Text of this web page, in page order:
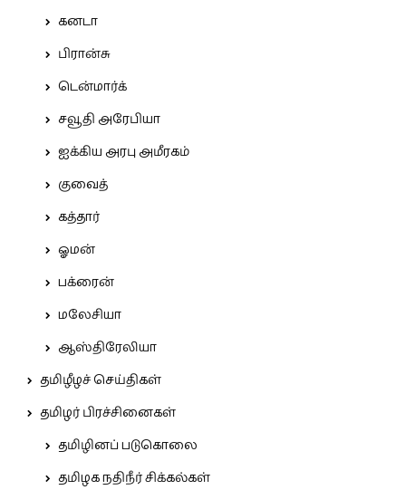
கனடா
பிரான்சு
டென்மார்க்
சவூதி அரேபியா
ஐக்கிய அரபு அமீரகம்
குவைத்
கத்தார்
ஓமன்
பக்ரைன்
மலேசியா
ஆஸ்திரேலியா
தமிழீழச் செய்திகள்
தமிழர் பிரச்சினைகள்
தமிழினப் படுகொலை
தமிழக நதிநீர் சிக்கல்கள்